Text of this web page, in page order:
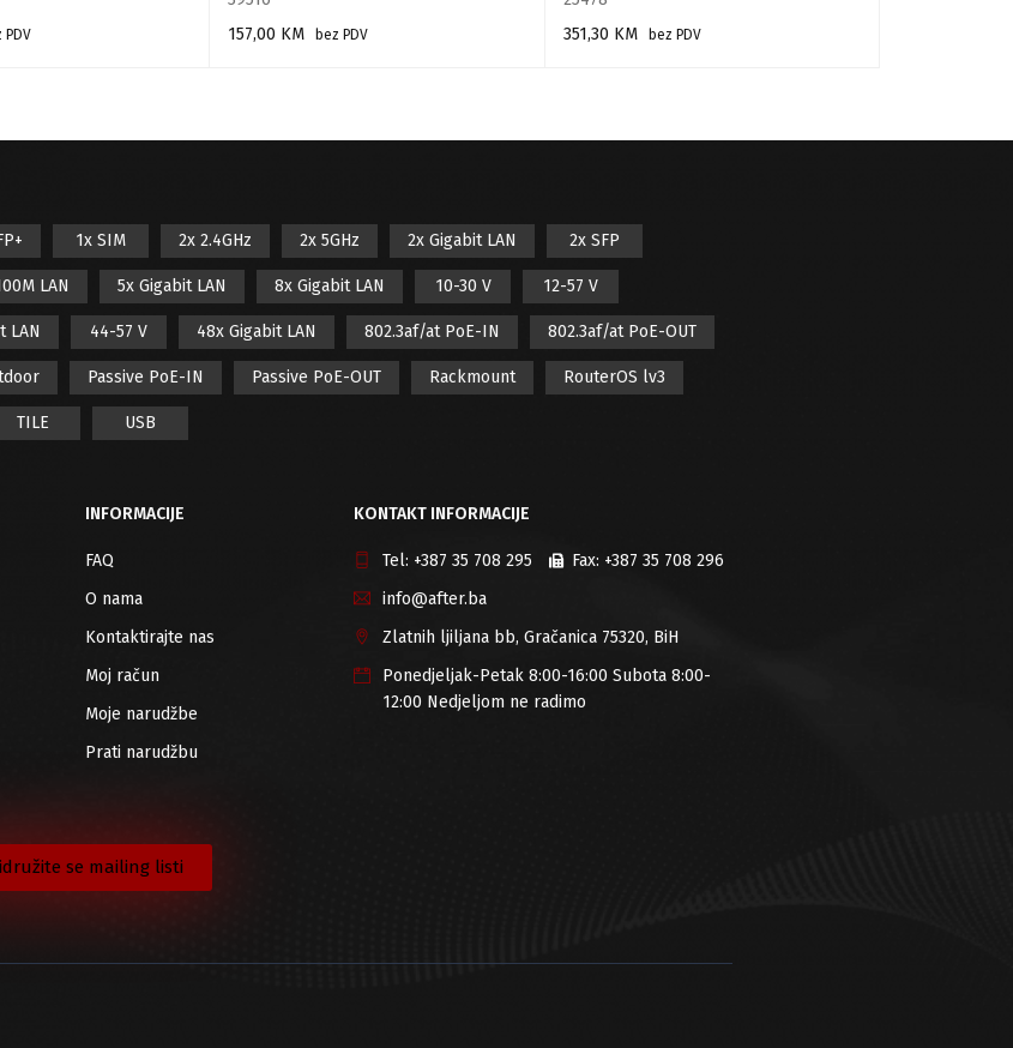
PDV
157,00 KM
bez PDV
351,30 KM
bez PDV
1x SIM 2x 2.4GHz 2x 5GHz 2x Gigabit LAN 2x SFP
LAN 5x Gigabit LAN 8x Gigabit LAN 10-30 V 12-57 V
LAN 44-57 V 48x Gigabit LAN 802.3af/at PoE-IN 802.3af/at PoE-OUT
Passive PoE-IN Passive PoE-OUT Rackmount RouterOS lv3
TILE USB
INFORMACIJE
FAQ
O nama
Kontaktirajte nas
Moj račun
Moje narudžbe
Prati narudžbu
KONTAKT INFORMACIJE
Tel: +387 35 708 295 Fax: +387 35 708 296
info@after.ba
Zlatnih ljiljana bb, Gračanica 75320, BiH
Ponedjeljak-Petak 8:00-16:00 Subota 8:00-
12:00 Nedjeljom ne radimo
se mailing listi